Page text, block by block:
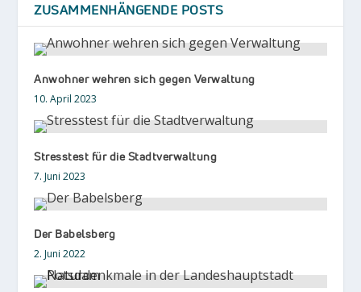
ZUSAMMENHÄNGENDE POSTS
Anwohner wehren sich gegen Verwaltung
10. April 2023
Stresstest für die Stadtverwaltung
7. Juni 2023
Der Babelsberg
2. Juni 2022